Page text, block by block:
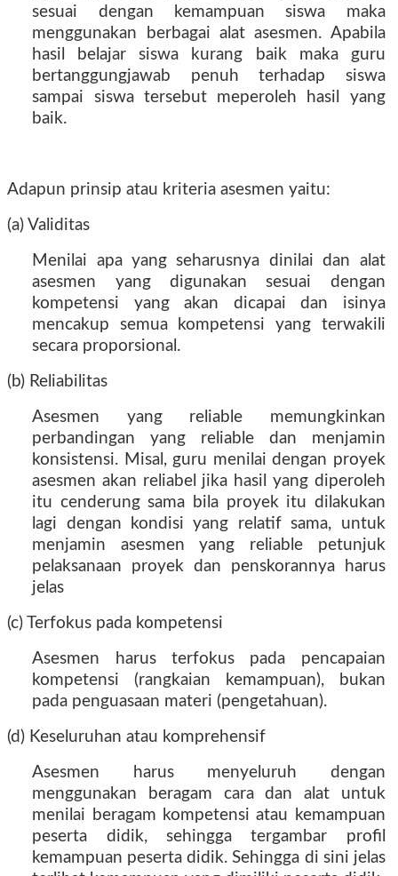
sesuai dengan kemampuan siswa maka
menggunakan berbagai alat asesmen. Apabila
hasil belajar siswa kurang baik maka guru
bertanggungjawab penuh terhadap siswa
sampai siswa tersebut meperoleh hasil yang
baik.
Adapun prinsip atau kriteria asesmen yaitu:
(a) Validitas
Menilai apa yang seharusnya dinilai dan alat
asesmen yang digunakan sesuai dengan
kompetensi yang akan dicapai dan isinya
mencakup semua kompetensi yang terwakili
secara proporsional.
(b) Reliabilitas
Asesmen yang reliable memungkinkan
perbandingan yang reliable dan menjamin
konsistensi. Misal, guru menilai dengan proyek
asesmen akan reliabel jika hasil yang diperoleh
itu cenderung sama bila proyek itu dilakukan
lagi dengan kondisi yang relatif sama, untuk
menjamin asesmen yang reliable petunjuk
pelaksanaan proyek dan penskorannya harus
jelas
(c) Terfokus pada kompetensi
Asesmen harus terfokus pada pencapaian
kompetensi (rangkaian kemampuan), bukan
pada penguasaan materi (pengetahuan).
(d) Keseluruhan atau komprehensif
Asesmen harus menyeluruh dengan
menggunakan beragam cara dan alat untuk
menilai beragam kompetensi atau kemampuan
peserta didik, sehingga tergambar profil
kemampuan peserta didik. Sehingga di sini jelas